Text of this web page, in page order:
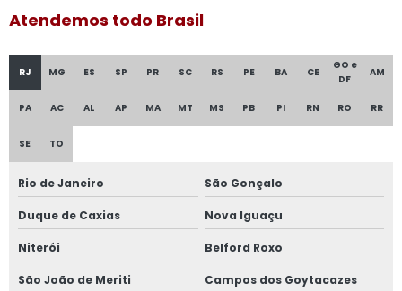
Display de mesa papel personalizado
Display de mesa para doces
Display de mesa para restaurante
Display de ponta de gôndola
Display de prateleira
Display etiquetas
Display etiquetas e adesivos
Atendemos todo Brasil
RJ MG ES SP PR SC RS PE BA CE
GO e
DF
AM
PA AC AL AP MA MT MS PB PI RN RO RR
SE TO
Rio de Janeiro São Gonçalo
Duque de Caxias Nova Iguaçu
Niterói Belford Roxo
São João de Meriti Campos dos Goytacazes